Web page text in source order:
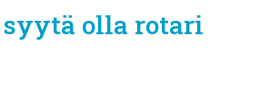
olla rotari